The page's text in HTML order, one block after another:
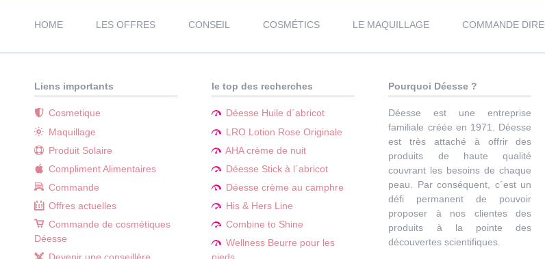
HOME LES OFFRES CONSEIL COSMÉTICS LE MAQUILLAGE COMMANDE
Liens importants
Cosmetique
Maquillage
Produit Solaire
Compliment Alimentaires
Commande
Offres actuelles
Commande de cosmétiques
Déesse
le top des recherches
Déesse Huile d´abricot
LRO Lotion Rose Originale
AHA crème de nuit
Déesse Stick à l´abricot
Déesse crème au camphre
His & Hers Line
Combine to Shine
Wellness Beurre pour les
Pourquoi Déesse ?
Déesse est une entreprise
familiale créée en 1971. Déesse
est très attaché à offrir des
produits de haute qualité
couvrant les besoins de chaque
peau. Par conséquent, c´est un
défi permanent de pouvoir
proposer à nos clientes des
produits à la pointe des
découvertes scientifiques.